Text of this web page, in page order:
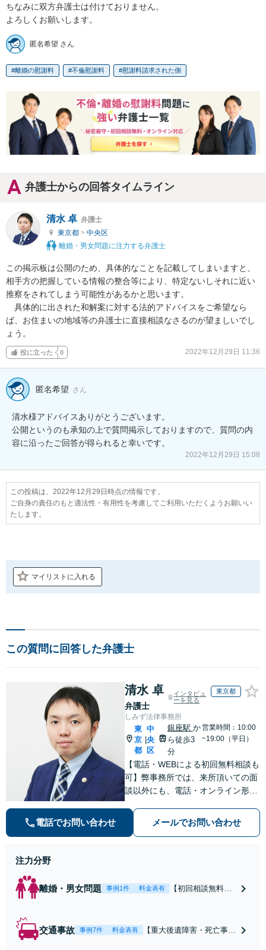
ちなみに双方弁護士は付けておりません。
よろしくお願いします。
匿名希望 さん
離婚の慰謝料 不倫慰謝料 慰謝料請求された側
弁護士からの回答タイムライン
清水 卓 弁護士
東京都 > 中央区
離婚・男女問題に注力する弁護士
この掲示板は公開のため、具体的なことを記載してしまいますと、
相手方の把握している情報の整合等により、特定ないしそれに近い
推察をされてしまう可能性があるかと思います。
具体的に出された和解案に対する法的アドバイスをご希望なら
ば、お住まいの地域等の弁護士に直接相談なさるのが望ましいでし
ょう。
役に立った 0 2022年12月29日 11:36
匿名希望 さん
清水様アドバイスありがとうございます。
公開というのも承知の上で質問掲示しておりますので、質問の内
容に沿ったご回答が得られると幸いです。
2022年12月29日 15:08
この投稿は、2022年12月29日時点の情報です。
ご自身の責任のもと適法性・有用性を考慮してご利用いただくようお願いい
たします。
マイリストに入れる
この質問に回答した弁護士
清水 卓
弁護士
インタビュ
ーを見る
東京都
しみず法律事務所
東
京
都
|
中
央
区
銀座駅 か
ら徒歩3
分
営業時間：10:00
~19:00（平日）
【電話・WEBによる初回無料相談も
可】弊事務所では、来所頂いての面
談以外にも、電話・オンライン形式
弁護士にご相談頂くことで、今のご
不安が和らぐとともに、問題解決の
電話でお問い合わせ メールでお問い合わせ
注力分野
離婚・男女問題 事例1件 料金表有
【初回相談無料】
条件で離婚ができ
交通事故 事例7件 料金表有
【重大後遺障害・死亡事案